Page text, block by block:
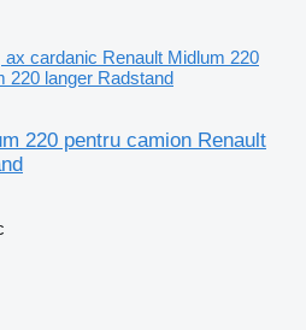
ax cardanic Renault Midlum 220
220 langer Radstand
220 pentru camion Renault